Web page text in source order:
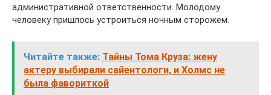
административной ответственности. Молодому
человеку пришлось устроиться ночным сторожем.
Читайте также: Тайны Тома Круза: жену
актеру выбирали сайентологи, и Холмс не
была фавориткой